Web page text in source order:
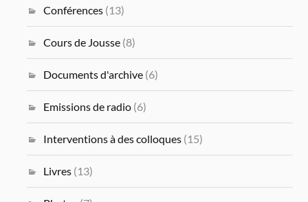
Conférences(13)
Cours de Jousse(8)
Documents d'archive(6)
Emissions de radio(6)
Interventions à des colloques(15)
Livres(13)